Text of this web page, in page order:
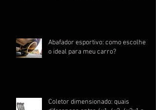
Abafador esportivo: como escolher
o ideal para meu carro?
Coletor dimensionado: quais